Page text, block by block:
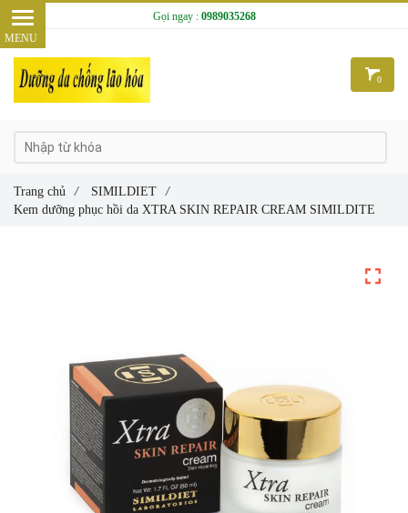
Trang chủ / SIMILDIET
/
Kem dưỡng phục hồi da XTRA SKIN REPAIR CREAM SIMILDITE
Gọi ngay : 0989035268
0